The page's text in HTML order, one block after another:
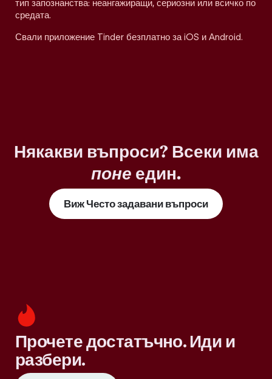
тип запознанства: неангажиращи, сериозни или всичко по
средата.
Свали приложение Tinder безплатно за iOS и Android.
Някакви въпроси? Всеки има
поне един.
Виж Често задавани въпроси
Прочете достатъчно. Иди и
разбери.